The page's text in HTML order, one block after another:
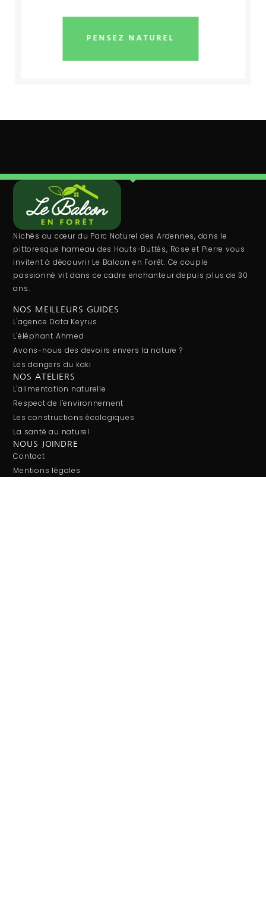
PENSEZ NATUREL
Nichés au cœur du Parc Naturel des Ardennes, dans le
pittoresque hameau des Hauts-Buttés, Rose et Pierre vous
invitent à découvrir Le Balcon en Forêt. Ce couple
passionné vit dans ce cadre enchanteur depuis plus de 30
ans.
NOS MEILLEURS GUIDES
L'agence Data Keyrus
L'éléphant Ahmed
Avons-nous des devoirs envers la nature ?
Les dangers du kaki
NOS ATELIERS
L'alimentation naturelle
Respect de l'environnement
Les constructions écologiques
La santé au naturel
NOUS JOINDRE
Contact
Mentions légales